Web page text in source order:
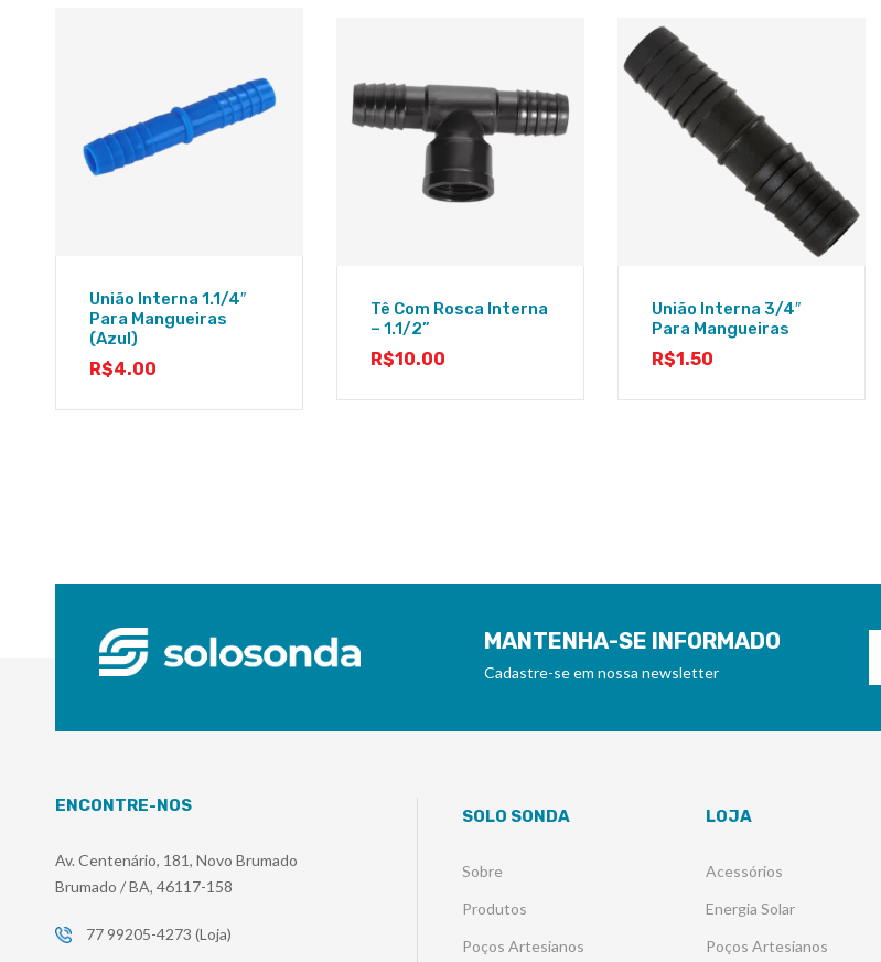
União Interna 1.1/4″
Para Mangueiras
(azul)
R$4.00
Tê Com Rosca Interna
– 1.1/2”
R$10.00
União Interna 3/4″
Para Mangueiras
R$1.50
MANTENHA-SE INFORMADO
Cadastre-se em nossa newsletter
ENCONTRE-NOS
Av. Centenário, 181, Novo Brumado
Brumado / BA, 46117-158
77 99205-4273 (Loja)
SOLO SONDA
Sobre
Produtos
Poços Artesianos
LOJA
Acessórios
Energia Solar
Poços Artesianos